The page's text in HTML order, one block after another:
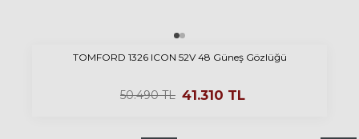
TOMFORD 1326 ICON 52V 48 Güneş Gözlüğü
50.490TL 41.310 TL